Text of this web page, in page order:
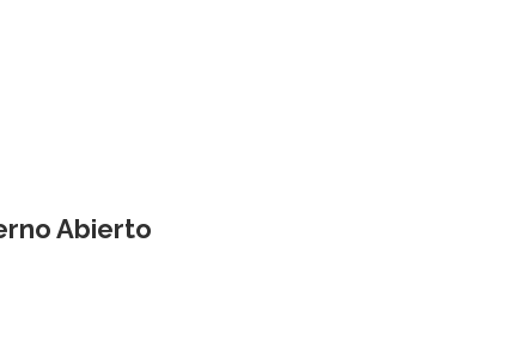
Abierto